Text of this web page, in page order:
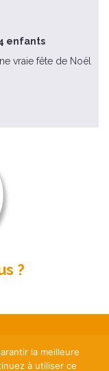
enfants
vraie fête de Noël
?
la meilleure
à utiliser ce